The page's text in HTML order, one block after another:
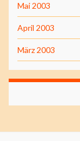
Mai 2003
April 2003
März 2003